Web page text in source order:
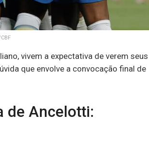
vivem a expectativa de verem seus
que envolve a convocação final de
de Ancelotti: